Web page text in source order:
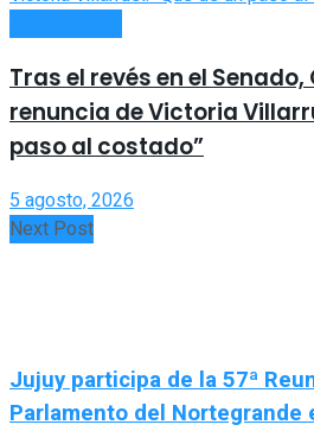
Tras el revés en el
renuncia de Victoria
paso al costado”
5 agosto, 2026
Next Post
Jujuy participa de la 57ª
Parlamento del Nortegrande